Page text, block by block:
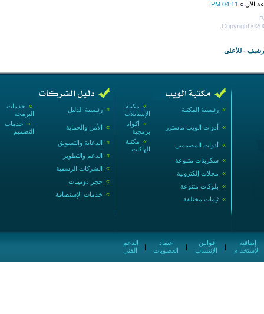
الآن » 04:11 PM
Copyright
- للأعلى
» خدمات
البرمجة
» رئيسية الدليل
» خدمات
التصميم
» الأمن والحماية
» الدعاية والتسويق
» الدعم والتطوير
» الشركات الرسمية
» حجز دومينات
» خدمات الإستضافة
» مكتبة
الإستايلات
» رئيسية المكتبة
» أكواد
برمجية
» أدوات الويب ماسترز
» مكتبة
الهاكات
» أدوات المصممين
» سكربتات متنوعة
» مجلات إلكترونية
» بلوكات متنوعة
» ثيمات مختلفة
الفني
|
العضويات
|
الإنتساب
|
الإستخدام